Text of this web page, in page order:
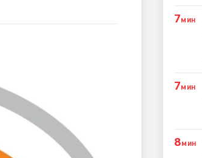
7МИН
7МИН
8МИН